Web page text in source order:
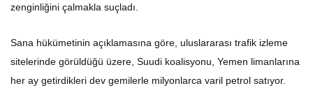
zenginliğini çalmakla suçladı.
Sana hükümetinin açıklamasına göre, uluslararası trafik izleme
sitelerinde görüldüğü üzere, Suudi koalisyonu, Yemen limanlarına
her ay getirdikleri dev gemilerle milyonlarca varil petrol satıyor.